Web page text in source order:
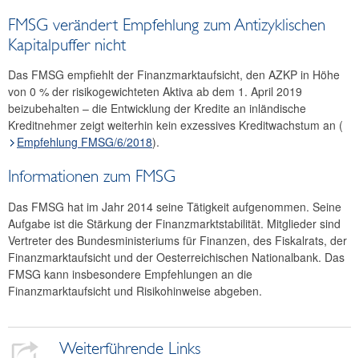
FMSG verändert Empfehlung zum Antizyklischen
Kapitalpuffer nicht
Das FMSG empfiehlt der Finanzmarktaufsicht, den AZKP in Höhe
von 0 % der risikogewichteten Aktiva ab dem 1. April 2019
beizubehalten – die Entwicklung der Kredite an inländische
Kreditnehmer zeigt weiterhin kein exzessives Kreditwachstum an (
Empfehlung FMSG/6/2018).
Informationen zum FMSG
Das FMSG hat im Jahr 2014 seine Tätigkeit aufgenommen. Seine
Aufgabe ist die Stärkung der Finanzmarktstabilität. Mitglieder sind
Vertreter des Bundesministeriums für Finanzen, des Fiskalrats, der
Finanzmarktaufsicht und der Oesterreichischen Nationalbank. Das
FMSG kann insbesondere Empfehlungen an die
Finanzmarktaufsicht und Risikohinweise abgeben.
Weiterführende Links